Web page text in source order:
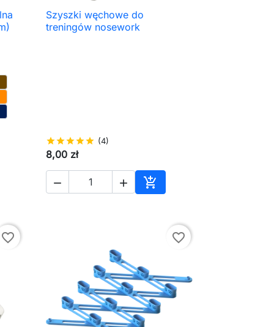
do koszyka
 Szybki podgląd
Szyszki węchowe do
treningów nosework
starstarstarstarstar (4)
8,00 zł
  
Dodaj do koszyka
favorite_border favorite_border